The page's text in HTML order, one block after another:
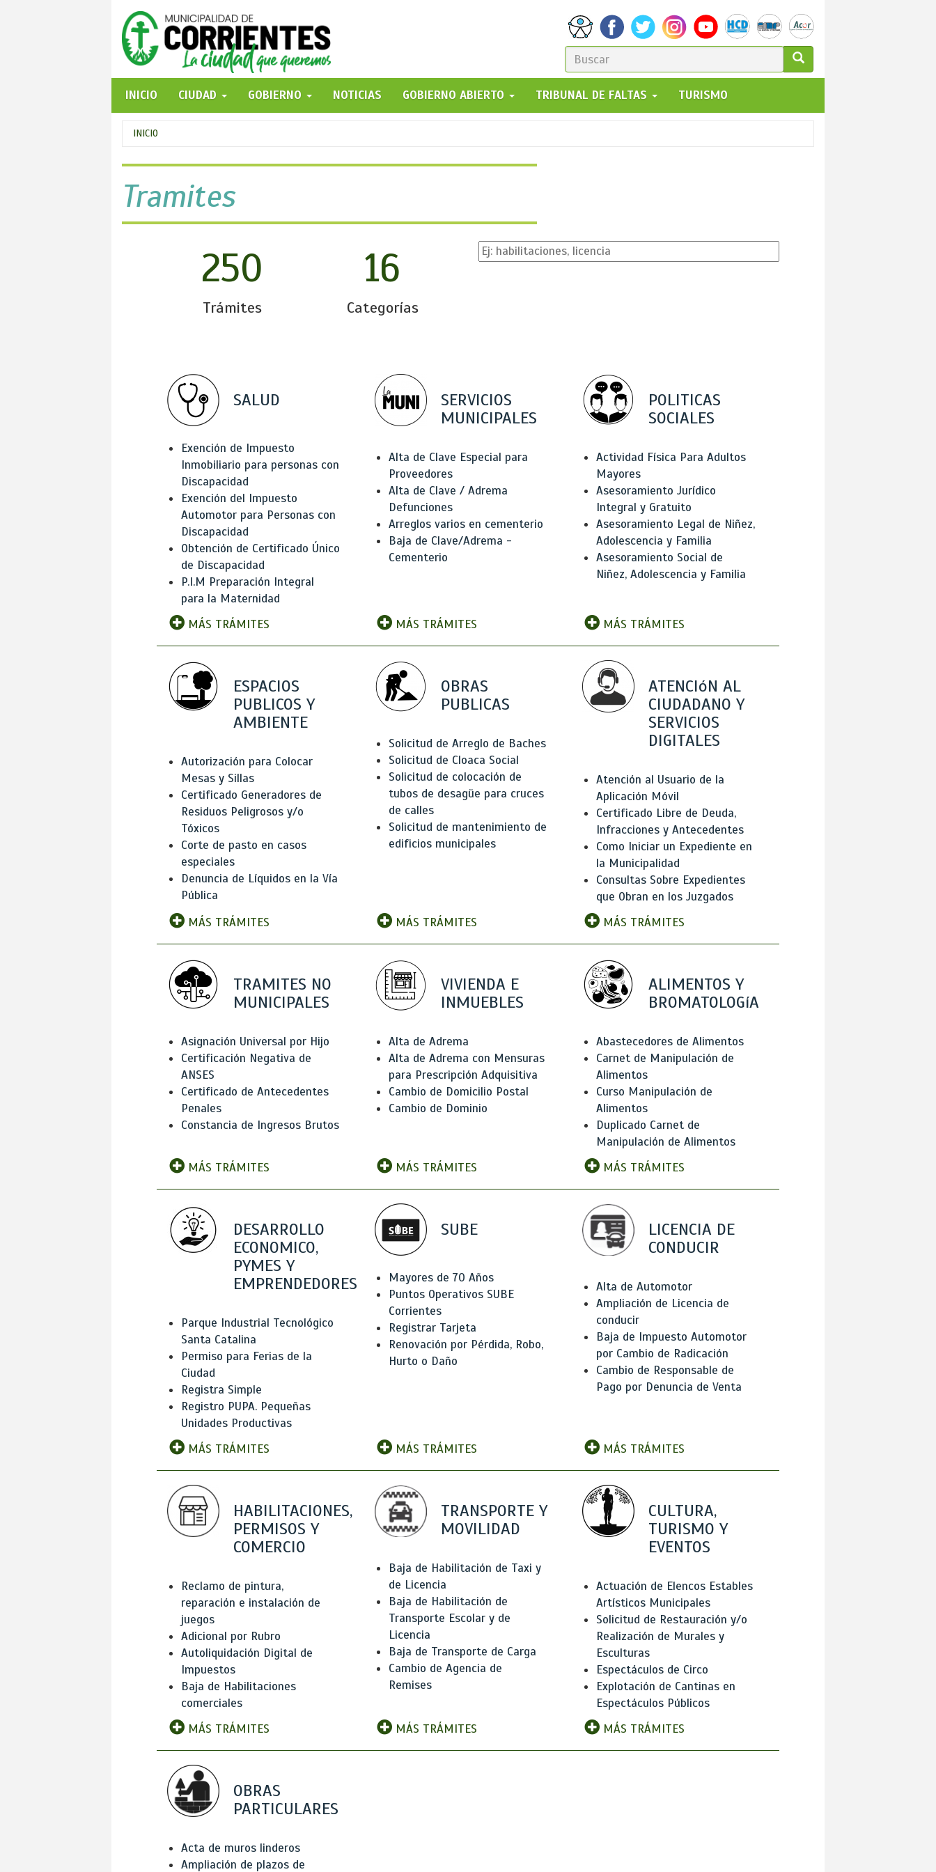
FORMULARIO
DE
BÚSQUEDA
GO!
INICIO
CIUDAD GOBIERNO NOTICIAS GOBIERNO ABIERTO TRIBUNAL DE FALTAS TURISMO
Se
encuentra
usted
aquí
INICIO
Tramites
250
Trámites
16
Categorías
SALUD
Exención de Impuesto
Inmobiliario para personas con
Discapacidad
Exención del Impuesto
Automotor para Personas con
Discapacidad
Obtención de Certificado Único
de Discapacidad
P.I.M Preparación Integral
para la Maternidad
MÁS TRÁMITES
SERVICIOS
MUNICIPALES
Alta de Clave Especial para
Proveedores
Alta de Clave / Adrema
Defunciones
Arreglos varios en cementerio
Baja de Clave/Adrema -
Cementerio
MÁS TRÁMITES
POLITICAS
SOCIALES
Actividad Física Para Adultos
Mayores
Asesoramiento Jurídico
Integral y Gratuito
Asesoramiento Legal de Niñez,
Adolescencia y Familia
Asesoramiento Social de
Niñez, Adolescencia y Familia
MÁS TRÁMITES
ESPACIOS
PUBLICOS Y
AMBIENTE
Autorización para Colocar
Mesas y Sillas
Certificado Generadores de
Residuos Peligrosos y/o
Tóxicos
Corte de pasto en casos
especiales
Denuncia de Líquidos en la Vía
Pública
MÁS TRÁMITES
OBRAS
PUBLICAS
Solicitud de Arreglo de Baches
Solicitud de Cloaca Social
Solicitud de colocación de
tubos de desagüe para cruces
de calles
Solicitud de mantenimiento de
edificios municipales
MÁS TRÁMITES
ATENCIóN AL
CIUDADANO Y
SERVICIOS
DIGITALES
Atención al Usuario de la
Aplicación Móvil
Certificado Libre de Deuda,
Infracciones y Antecedentes
Como Iniciar un Expediente en
la Municipalidad
Consultas Sobre Expedientes
que Obran en los Juzgados
MÁS TRÁMITES
TRAMITES NO
MUNICIPALES
Asignación Universal por Hijo
Certificación Negativa de
ANSES
Certificado de Antecedentes
Penales
Constancia de Ingresos Brutos
MÁS TRÁMITES
VIVIENDA E
INMUEBLES
Alta de Adrema
Alta de Adrema con Mensuras
para Prescripción Adquisitiva
Cambio de Domicilio Postal
Cambio de Dominio
MÁS TRÁMITES
ALIMENTOS Y
BROMATOLOGíA
Abastecedores de Alimentos
Carnet de Manipulación de
Alimentos
Curso Manipulación de
Alimentos
Duplicado Carnet de
Manipulación de Alimentos
MÁS TRÁMITES
DESARROLLO
ECONOMICO,
PYMES Y
EMPRENDEDORES
Parque Industrial Tecnológico
Santa Catalina
Permiso para Ferias de la
Ciudad
Registra Simple
Registro PUPA. Pequeñas
Unidades Productivas
MÁS TRÁMITES
SUBE
Mayores de 70 Años
Puntos Operativos SUBE
Corrientes
Registrar Tarjeta
Renovación por Pérdida, Robo,
Hurto o Daño
MÁS TRÁMITES
LICENCIA DE
CONDUCIR
Alta de Automotor
Ampliación de Licencia de
conducir
Baja de Impuesto Automotor
por Cambio de Radicación
Cambio de Responsable de
Pago por Denuncia de Venta
MÁS TRÁMITES
HABILITACIONES,
PERMISOS Y
COMERCIO
Reclamo de pintura,
reparación e instalación de
juegos
Adicional por Rubro
Autoliquidación Digital de
Impuestos
Baja de Habilitaciones
comerciales
MÁS TRÁMITES
TRANSPORTE Y
MOVILIDAD
Baja de Habilitación de Taxi y
de Licencia
Baja de Habilitación de
Transporte Escolar y de
Licencia
Baja de Transporte de Carga
Cambio de Agencia de
Remises
MÁS TRÁMITES
CULTURA,
TURISMO Y
EVENTOS
Actuación de Elencos Estables
Artísticos Municipales
Solicitud de Restauración y/o
Realización de Murales y
Esculturas
Espectáculos de Circo
Explotación de Cantinas en
Espectáculos Públicos
MÁS TRÁMITES
OBRAS
PARTICULARES
Acta de muros linderos
Ampliación de plazos de